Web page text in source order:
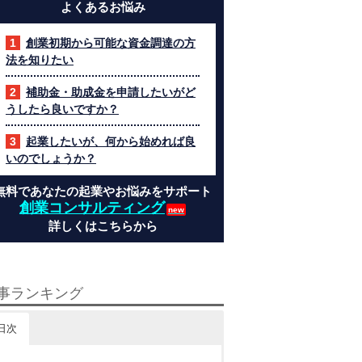
よくあるお悩み
創業初期から可能な資金調達の方
法を知りたい
補助金・助成金を申請したいがど
うしたら良いですか？
起業したいが、何から始めれば良
いのでしょうか？
料であなたの起業やお悩みをサポート
創業コンサルティング
詳しくはこちらから
ランキング
次